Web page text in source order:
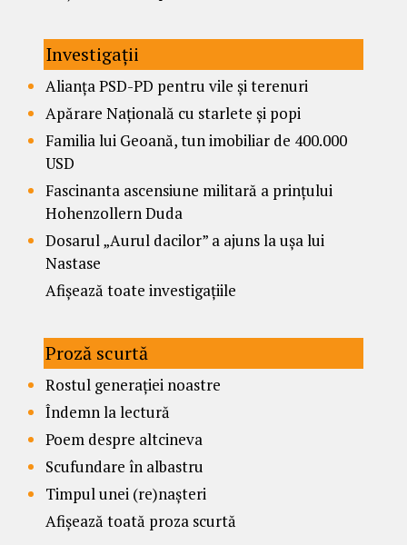
Investigații
Alianța PSD-PD pentru vile și terenuri
Apărare Națională cu starlete și popi
Familia lui Geoană, tun imobiliar de 400.000
USD
Fascinanta ascensiune militară a prințului
Hohenzollern Duda
Dosarul „Aurul dacilor” a ajuns la ușa lui
Nastase
Afișează toate investigațiile
Proză scurtă
Rostul generației noastre
Îndemn la lectură
Poem despre altcineva
Scufundare în albastru
Timpul unei (re)nașteri
Afișează toată proza scurtă